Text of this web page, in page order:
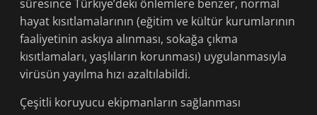
süresince Türkiye’deki önlemlere benzer, normal
hayat kısıtlamalarının (eğitim ve kültür kurumlarının
faaliyetinin askıya alınması, sokağa çıkma
kısıtlamaları, yaşlıların korunması) uygulanmasıyla
virüsün yayılma hızı azaltılabildi.
Çeşitli koruyucu ekipmanların sağlanması